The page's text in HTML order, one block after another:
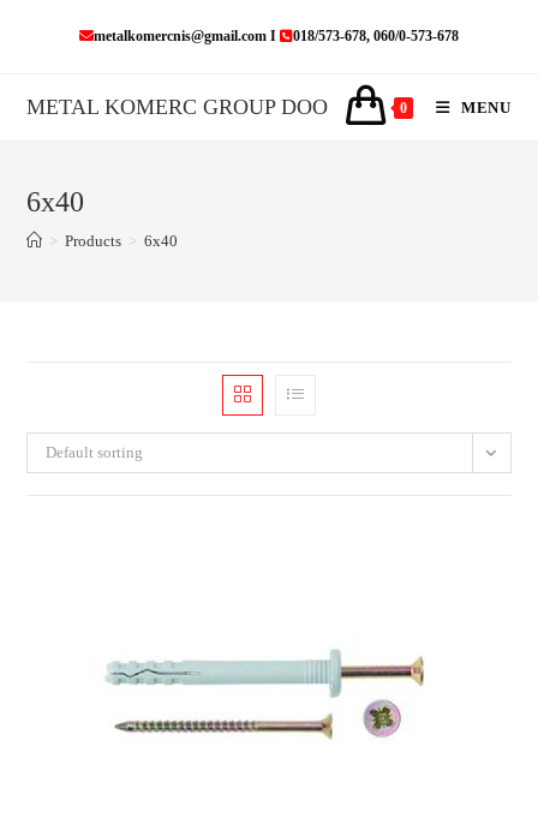
metalkomercnis@gmail.com I 018/573-678, 060/0-573-678
METAL KOMERC GROUP DOO 0 MENU
6x40
> Products > 6x40
Default sorting